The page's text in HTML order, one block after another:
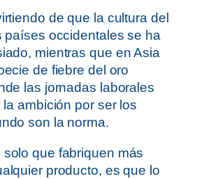
de que la cultura del
países occidentales se ha
mientras que en Asia
de fiebre del oro
las jornadas laborales
ambición por ser los
son la norma.
que fabriquen más
producto, es que lo